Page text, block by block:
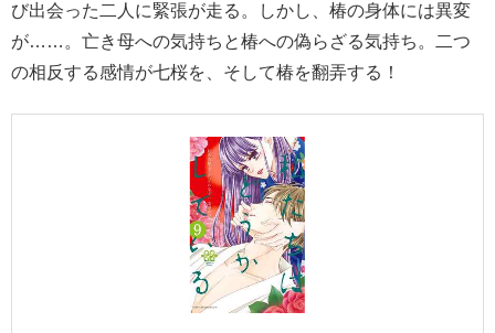
び出会った二人に緊張が走る。しかし、椿の身体には異変
が……。亡き母への気持ちと椿への偽らざる気持ち。二つ
の相反する感情が七桜を、そして椿を翻弄する！